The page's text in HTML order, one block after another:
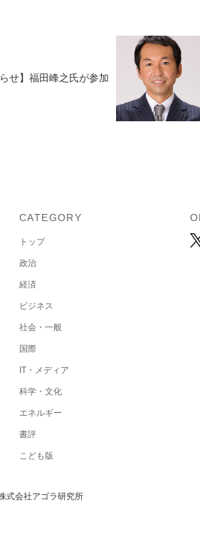
らせ】福田峰之氏が参加
CATEGORY
トップ
政治
経済
ビジネス
社会・一般
国際
IT・メディア
科学・文化
エネルギー
書評
こども版
式会社アゴラ研究所